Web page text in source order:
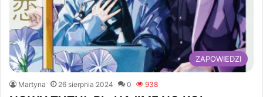
ZAPOWIEDZI
Martyna 26 sierpnia 2024 0 938